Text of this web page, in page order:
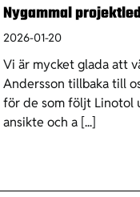
Nygammal
2026-01-20
Vi är mycket glada att
Andersson tillbaka till
för de som följt Linotol
ansikte och a [...]